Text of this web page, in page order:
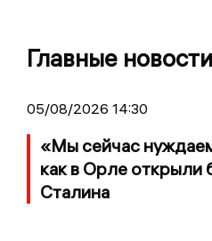
Главные новости
05/08/2026 14:30
«Мы сейчас
как в Орле
Сталина